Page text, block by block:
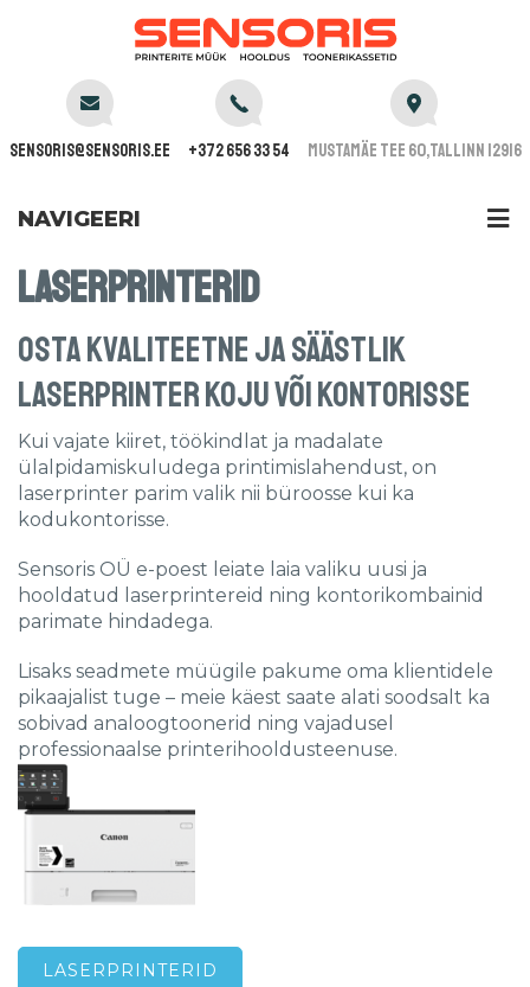
sensoris@sensoris.ee +372 656 33 54 Mustamäe tee 60,Tallinn 12916
NAVIGEERI
Laserprinterid
Osta kvaliteetne ja säästlik
laserprinter koju või kontorisse
Kui vajate kiiret, töökindlat ja madalate
ülalpidamiskuludega printimislahendust, on
laserprinter parim valik nii büroosse kui ka
kodukontorisse.
Sensoris OÜ e-poest leiate laia valiku uusi ja
hooldatud laserprintereid ning kontorikombainid
parimate hindadega.
Lisaks seadmete müügile pakume oma klientidele
pikaajalist tuge – meie käest saate alati soodsalt ka
sobivad analoogtoonerid ning vajadusel
professionaalse printerihooldusteenuse.
LASERPRINTERID